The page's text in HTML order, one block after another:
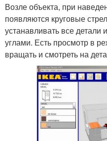
Возле объекта, при
появляются круговые
устанавливать все
углами. Есть просмотр в
вращать и смотреть на